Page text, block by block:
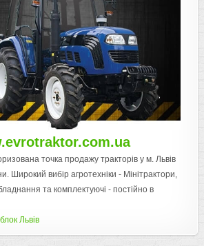
точка продажу тракторів у м. Львів
Широкий вибір агротехніки - Мінітрактори,
та комплектуючі - постійно в
Львів